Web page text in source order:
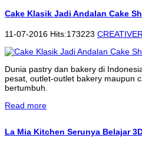
Cake Klasik Jadi Andalan Cake
11-07-2016 Hits:173223
Dunia pastry dan bakery di
pesat, outlet-outlet bakery maupun
bertumbuh.
Read more
La Mia Kitchen Serunya Belajar